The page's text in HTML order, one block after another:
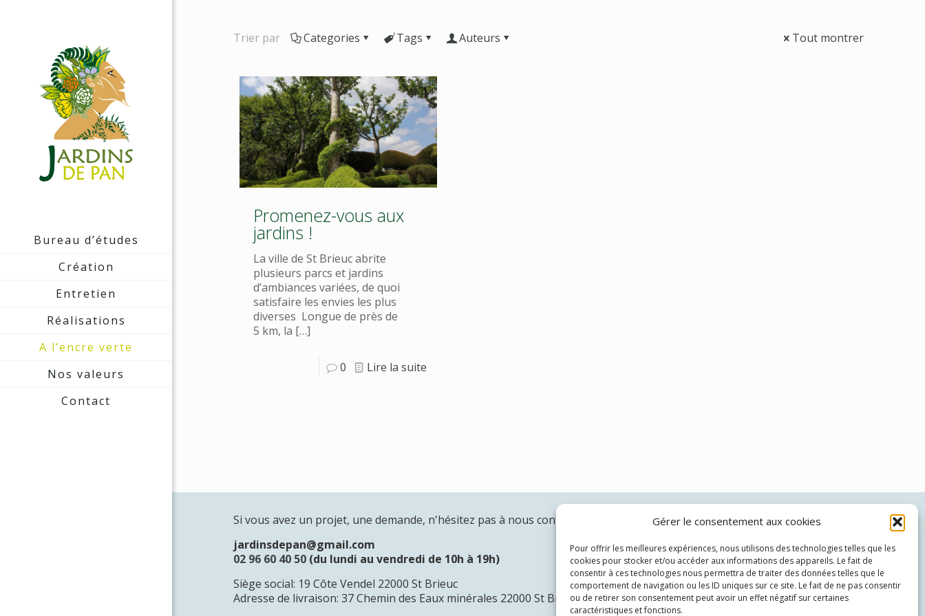
Gérer le consentement aux cookies
Pour offrir les meilleures expériences, nous utilisons des technologies telles que les
cookies pour stocker et/ou accéder aux informations des appareils. Le fait de
consentir à ces technologies nous permettra de traiter des données telles que le
comportement de navigation ou les ID uniques sur ce site. Le fait de ne pas consentir
ou de retirer son consentement peut avoir un effet négatif sur certaines
caractéristiques et fonctions.
Bureau d’études
Création
Entretien
Réalisations
A l’encre verte
Nos valeurs
Contact
Trier par Categories Tags Auteurs Tout montrer
Promenez-vous aux
jardins !
La ville de St Brieuc abrite
plusieurs parcs et jardins
d’ambiances variées, de quoi
satisfaire les envies les plus
diverses Longue de près de
5 km, la […]
0 Lire la suite
Si vous avez un projet, une demande, n'hésitez pas à nous contacter:
jardinsdepan@gmail.com
02 96 60 40 50 (du lundi au vendredi de 10h à 19h)
Siège social: 19 Côte Vendel 22000 St Brieuc
Adresse de livraison: 37 Chemin des Eaux minérales 22000 St Brieuc
Théo Brünher:06 69 22 55 56